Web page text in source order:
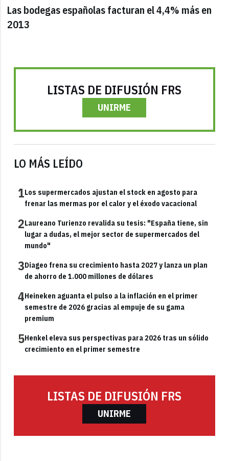
Las bodegas españolas facturan el 4,4% más en
2013
LISTAS DE DIFUSIÓN FRS
UNIRME
LO MÁS LEÍDO
1Los supermercados ajustan el stock en agosto para
frenar las mermas por el calor y el éxodo vacacional
2Laureano Turienzo revalida su tesis: "España tiene, sin
lugar a dudas, el mejor sector de supermercados del
mundo"
3Diageo frena su crecimiento hasta 2027 y lanza un plan
de ahorro de 1.000 millones de dólares
4Heineken aguanta el pulso a la inflación en el primer
semestre de 2026 gracias al empuje de su gama
premium
5Henkel eleva sus perspectivas para 2026 tras un sólido
crecimiento en el primer semestre
LISTAS DE DIFUSIÓN FRS
UNIRME